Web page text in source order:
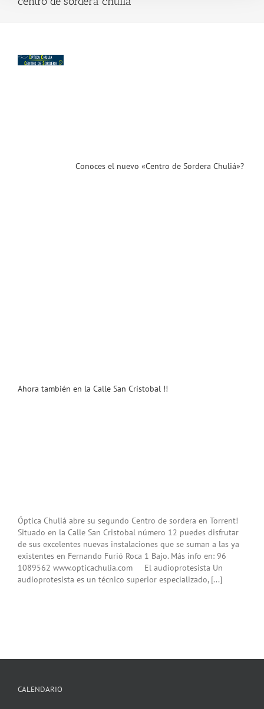
Conoces el nuevo «Centro de Sordera Chuliá»?
Ahora también en la Calle San Cristobal !!
Óptica Chuliá abre su segundo Centro de sordera en Torrent!
Situado en la Calle San Cristobal número 12 puedes disfrutar
de sus excelentes nuevas instalaciones que se suman a las ya
existentes en Fernando Furió Roca 1 Bajo. Más info en: 96
1089562 www.opticachulia.com El audioprotesista Un
audioprotesista es un técnico superior especializado, [...]
CALENDARIO